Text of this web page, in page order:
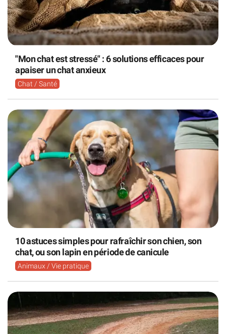
"Mon chat est stressé" : 6 solutions efficaces pour
apaiser un chat anxieux
Chat / Santé
10 astuces simples pour rafraîchir son chien, son
chat, ou son lapin en période de canicule
Animaux / Vie pratique